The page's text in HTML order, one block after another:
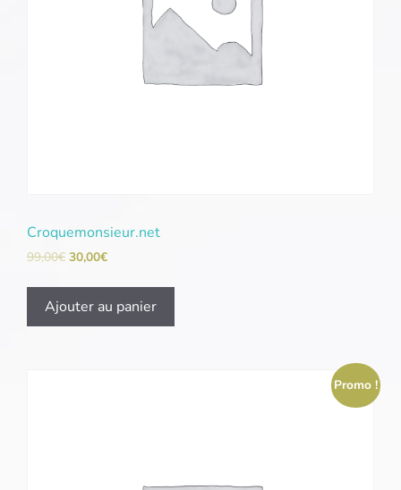
Croquemonsieur.net
99,00€ 30,00€
Ajouter au panier
Promo !